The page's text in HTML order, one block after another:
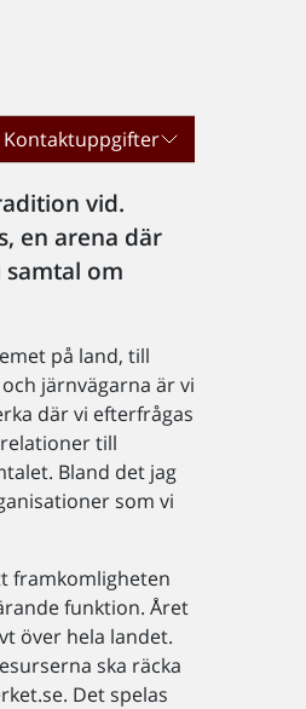
Kontaktuppgifter
vid.
en arena där
om
på land, till
järnvägarna är vi
där vi efterfrågas
till
Bland det jag
som vi
framkomligheten
funktion. Året
över hela landet.
ska räcka
Det spelas